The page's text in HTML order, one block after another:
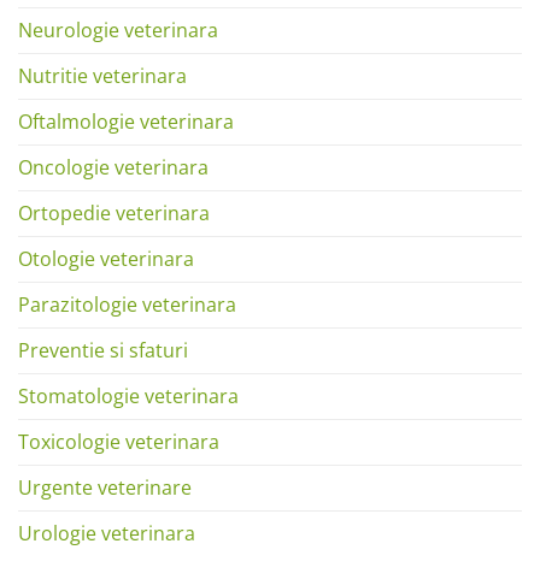
Neurologie veterinara
Nutritie veterinara
Oftalmologie veterinara
Oncologie veterinara
Ortopedie veterinara
Otologie veterinara
Parazitologie veterinara
Preventie si sfaturi
Stomatologie veterinara
Toxicologie veterinara
Urgente veterinare
Urologie veterinara